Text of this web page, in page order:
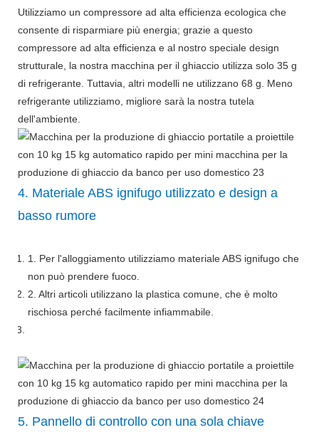
Utilizziamo un compressore ad alta efficienza ecologica che
consente di risparmiare più energia; grazie a questo
compressore ad alta efficienza e al nostro speciale design
strutturale, la nostra macchina per il ghiaccio utilizza solo 35 g
di refrigerante. Tuttavia, altri modelli ne utilizzano 68 g. Meno
refrigerante utilizziamo, migliore sarà la nostra tutela
dell'ambiente.
4. Materiale ABS ignifugo utilizzato e design a
basso rumore
1. Per l'alloggiamento utilizziamo materiale ABS ignifugo che
non può prendere fuoco.
2. Altri articoli utilizzano la plastica comune, che è molto
rischiosa perché facilmente infiammabile.
5. Pannello di controllo con una sola chiave